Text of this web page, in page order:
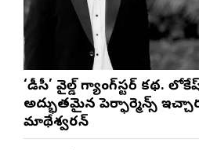
‘డీసీ’ వైల్డ్ గ్యాంగ్‌స్టర్ కథ.
అద్భుతమైన పెర్ఫార్మెన్స్
మాథేశ్వరన్